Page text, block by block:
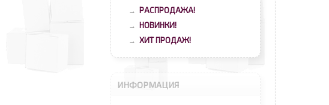
→ РАСПРОДАЖА!
→ НОВИНКИ!
→ ХИТ ПРОДАЖ!
ИНФОРМАЦИЯ